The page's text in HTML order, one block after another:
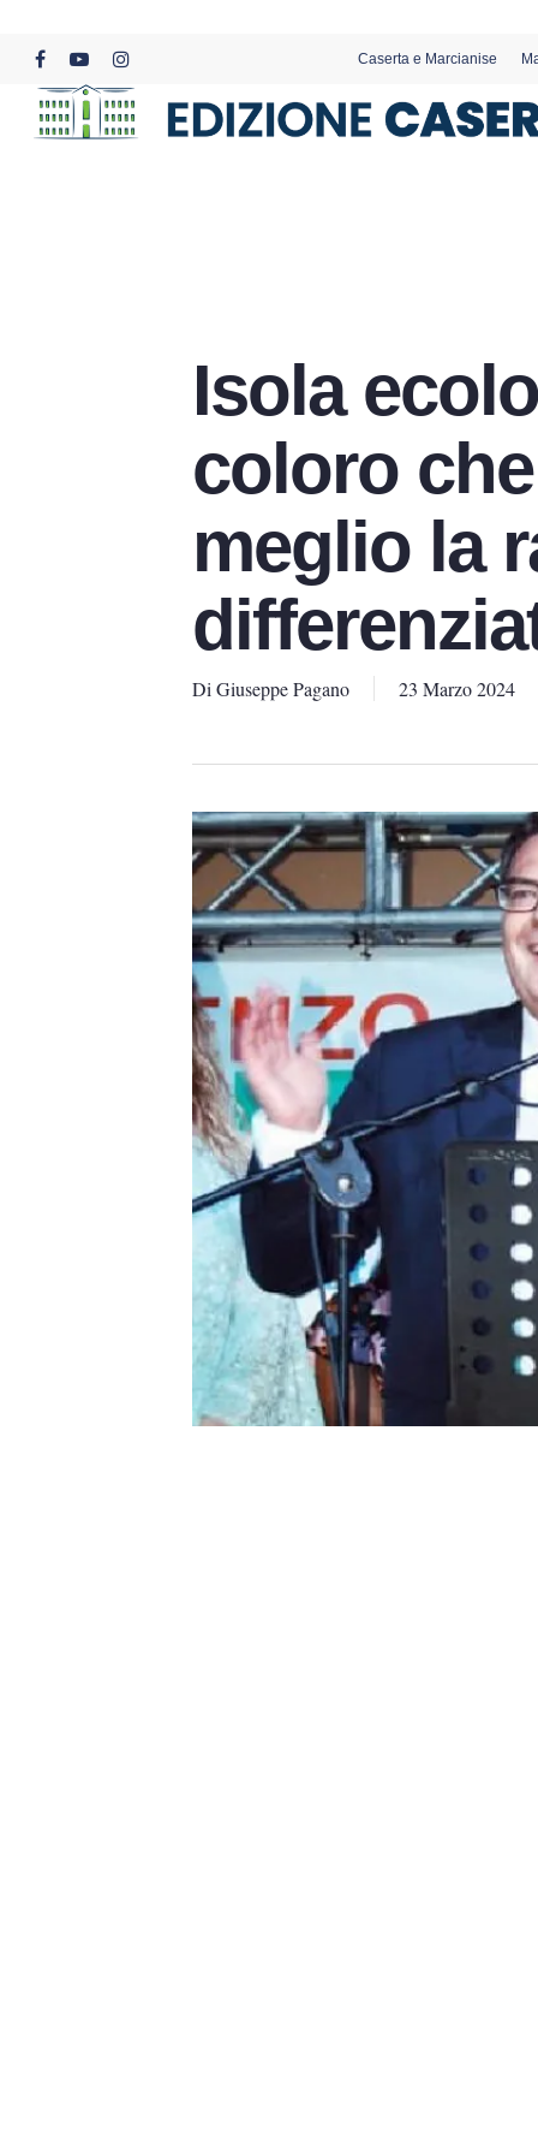
content
facebookyoutubeinstagram
Caserta e Marcianise
Isola
coloro
meglio la
Di Giuseppe Pagano 23 Marzo 2024